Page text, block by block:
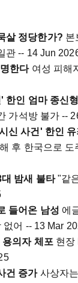
살 정당한가? 본
관 -- 14 Jun
한다여성 피해
한인 엄마 종신형
가석방 불가 --
신 사건' 한인 유
후 한국으로 도
밤새 불타"같
들어온 남성 에
없어 -- 13 Mar
의자 체포 현장
건 증가사상자